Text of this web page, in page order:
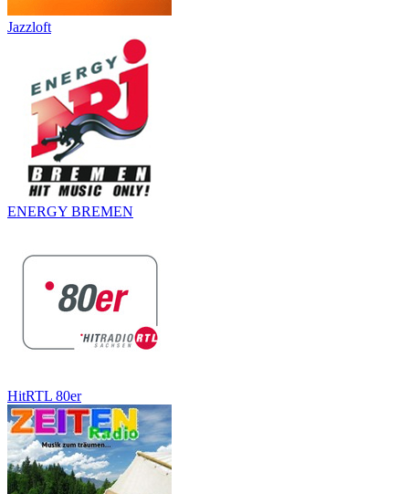
Jazzloft
ENERGY BREMEN
HitRTL 80er